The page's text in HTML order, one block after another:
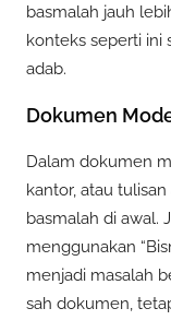
basmalah jauh
konteks seperti ini
adab.
Dokumen
Dalam dokumen
kantor, atau
basmalah di awal.
menggunakan
menjadi masalah
sah dokumen,